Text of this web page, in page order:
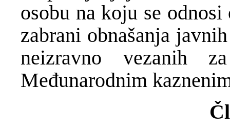
osobu na koju se
zabrani obnašanja
neizravno vezanih
Međunarodnim